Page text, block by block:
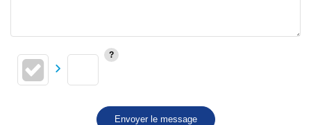
Envoyer le message